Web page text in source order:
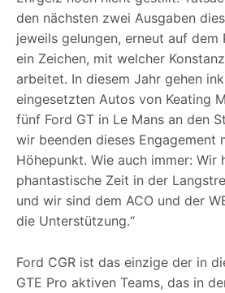
den nächsten zwei Ausgaben
jeweils gelungen, erneut auf dem
ein Zeichen, mit welcher
arbeitet. In diesem Jahr gehen
eingesetzten Autos von Keating
fünf Ford GT in Le Mans an den
wir beenden dieses Engagement
Höhepunkt. Wie auch immer: Wir
phantastische Zeit in der
und wir sind dem ACO und der
die Unterstützung.“
Ford CGR ist das einzige der in
GTE Pro aktiven Teams, das in